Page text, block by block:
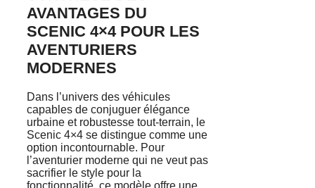
AVANTAGES DU
SCENIC 4×4 POUR LES
AVENTURIERS
MODERNES
Dans l’univers des véhicules
capables de conjuguer élégance
urbaine et robustesse tout-terrain, le
Scenic 4×4 se distingue comme une
option incontournable. Pour
l’aventurier moderne qui ne veut pas
sacrifier le style pour la
fonctionnalité, ce modèle offre une